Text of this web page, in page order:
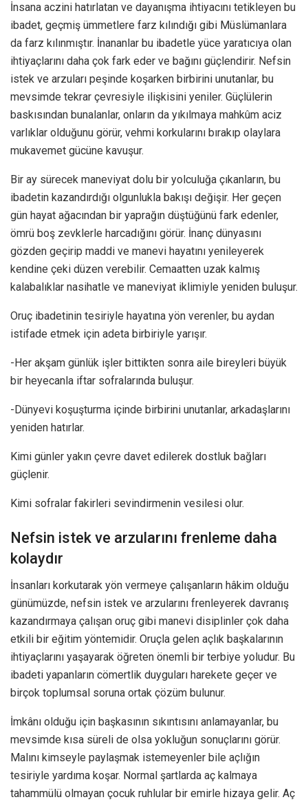
İnsana aczini hatırlatan ve dayanışma ihtiyacını tetikleyen bu
ibadet, geçmiş ümmetlere farz kılındığı gibi Müslümanlara
da farz kılınmıştır. İnananlar bu ibadetle yüce yaratıcıya olan
ihtiyaçlarını daha çok fark eder ve bağını güçlendirir. Nefsin
istek ve arzuları peşinde koşarken birbirini unutanlar, bu
mevsimde tekrar çevresiyle ilişkisini yeniler. Güçlülerin
baskısından bunalanlar, onların da yıkılmaya mahkûm aciz
varlıklar olduğunu görür, vehmi korkularını bırakıp olaylara
mukavemet gücüne kavuşur.
Bir ay sürecek maneviyat dolu bir yolculuğa çıkanların, bu
ibadetin kazandırdığı olgunlukla bakışı değişir. Her geçen
gün hayat ağacından bir yaprağın düştüğünü fark edenler,
ömrü boş zevklerle harcadığını görür. İnanç dünyasını
gözden geçirip maddi ve manevi hayatını yenileyerek
kendine çeki düzen verebilir. Cemaatten uzak kalmış
kalabalıklar nasihatle ve maneviyat iklimiyle yeniden buluşur.
Oruç ibadetinin tesiriyle hayatına yön verenler, bu aydan
istifade etmek için adeta birbiriyle yarışır.
-Her akşam günlük işler bittikten sonra aile bireyleri büyük
bir heyecanla iftar sofralarında buluşur.
-Dünyevi koşuşturma içinde birbirini unutanlar, arkadaşlarını
yeniden hatırlar.
Kimi günler yakın çevre davet edilerek dostluk bağları
güçlenir.
Kimi sofralar fakirleri sevindirmenin vesilesi olur.
Nefsin istek ve arzularını frenleme daha
kolaydır
İnsanları korkutarak yön vermeye çalışanların hâkim olduğu
günümüzde, nefsin istek ve arzularını frenleyerek davranış
kazandırmaya çalışan oruç gibi manevi disiplinler çok daha
etkili bir eğitim yöntemidir. Oruçla gelen açlık başkalarının
ihtiyaçlarını yaşayarak öğreten önemli bir terbiye yoludur. Bu
ibadeti yapanların cömertlik duyguları harekete geçer ve
birçok toplumsal soruna ortak çözüm bulunur.
İmkânı olduğu için başkasının sıkıntısını anlamayanlar, bu
mevsimde kısa süreli de olsa yokluğun sonuçlarını görür.
Malını kimseyle paylaşmak istemeyenler bile açlığın
tesiriyle yardıma koşar. Normal şartlarda aç kalmaya
tahammülü olmayan çocuk ruhlular bir emirle hizaya gelir. Aç